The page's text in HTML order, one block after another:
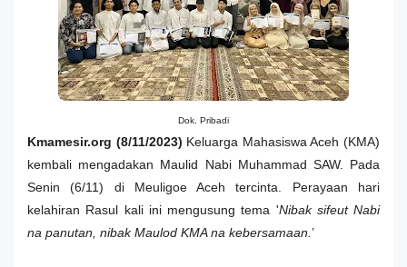
Dok. Pribadi
Kmamesir.org (8/11/2023) Keluarga Mahasiswa Aceh (KMA)
kembali mengadakan Maulid Nabi Muhammad SAW. Pada
Senin (6/11) di Meuligoe Aceh tercinta. Perayaan hari
kelahiran Rasul kali ini mengusung tema 'Nibak sifeut Nabi
na panutan, nibak Maulod KMA na kebersamaan. ’